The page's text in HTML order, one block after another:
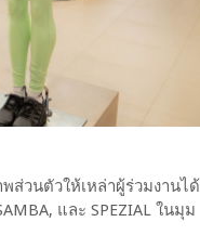
ส่วนตัวให้เหล่าผู้ร่วมงานได้
และ SPEZIAL ในมุม